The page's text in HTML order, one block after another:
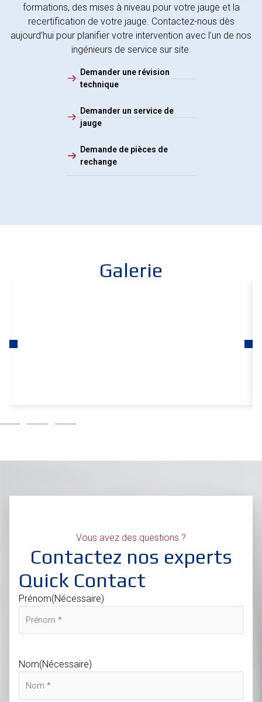
formations, des mises à niveau pour votre jauge et la
recertification de votre jauge. Contactez-nous dès
aujourd’hui pour planifier votre intervention avec l’un de nos
ingénieurs de service sur site.
Demander une révision
technique
Demander un service de
jauge
Demande de pièces de
rechange
Galerie
Vous avez des questions ?
Contactez nos experts
Quick Contact
Prénom(Nécessaire)
Nom(Nécessaire)